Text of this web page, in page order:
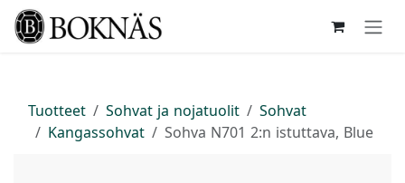
Siirry sisältöön
Tuotteet Sohvat ja nojatuolit
Sohvat
Kangassohvat
Sohva N701 2:n istuttava, Blue